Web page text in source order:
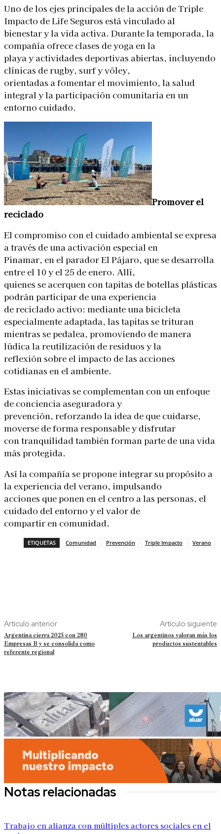
Uno de los ejes principales de la acción de Triple
Impacto de Life Seguros está vinculado al
bienestar y la vida activa. Durante la temporada, la
compañía ofrece clases de yoga en la
playa y actividades deportivas abiertas, incluyendo
clínicas de rugby, surf y vóley,
orientadas a fomentar el movimiento, la salud
integral y la participación comunitaria en un
entorno cuidado.
Promover el
reciclado
El compromiso con el cuidado ambiental se expresa
a través de una activación especial en
Pinamar, en el parador El Pájaro, que se desarrolla
entre el 10 y el 25 de enero. Allí,
quienes se acerquen con tapitas de botellas plásticas
podrán participar de una experiencia
de reciclado activo: mediante una bicicleta
especialmente adaptada, las tapitas se trituran
mientras se pedalea, promoviendo de manera
lúdica la reutilización de residuos y la
reflexión sobre el impacto de las acciones
cotidianas en el ambiente.
Estas iniciativas se complementan con un enfoque
de conciencia aseguradora y
prevención, reforzando la idea de que cuidarse,
moverse de forma responsable y disfrutar
con tranquilidad también forman parte de una vida
más protegida.
Así la compañía se propone integrar su propósito a
la experiencia del verano, impulsando
acciones que ponen en el centro a las personas, el
cuidado del entorno y el valor de
compartir en comunidad.
ETIQUETAS Comunidad Prevención Triple Impacto Verano
Artículo anterior
Argentina cierra 2025 con 280
Empresas B y se consolida como
referente regional
Artículo siguiente
Los argentinos valoran más los
productos sustentables
Notas relacionadas
Trabajo en alianza con múltiples actores sociales en el